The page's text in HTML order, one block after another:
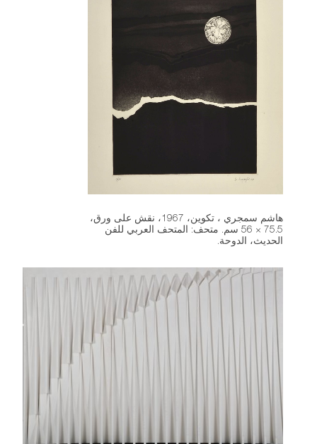
هاشم سمجري ، تكوين، 1967، نقش على ورق،
75.5 × 56 سم. متحف: المتحف العربي للفن
الحديث، الدوحة.